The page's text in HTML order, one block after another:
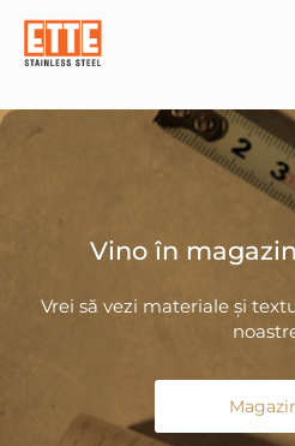
Vino în
Vrei să vezi materiale și